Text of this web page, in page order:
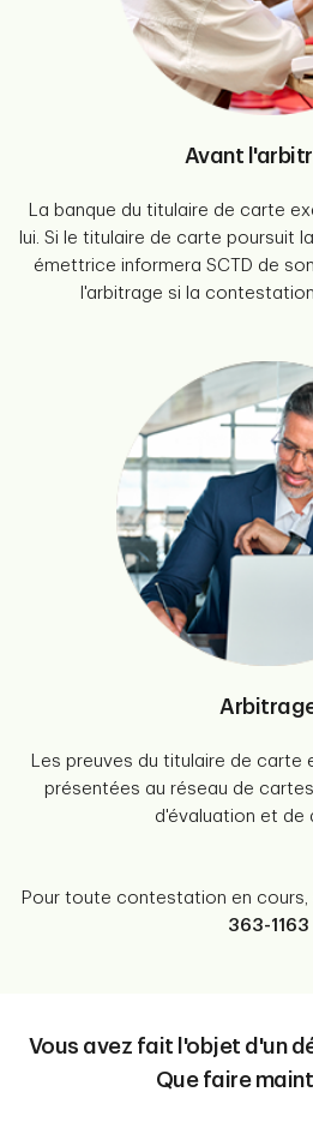
Avant
La banque du titulaire de carte
lui. Si le titulaire de carte poursuit
émettrice informera SCTD de
l'arbitrage si la
Les preuves du titulaire de
présentées au réseau de
d'évaluation et de
Pour toute contestation en cours,
363-1163
Vous avez fait l'objet d'un
Que faire